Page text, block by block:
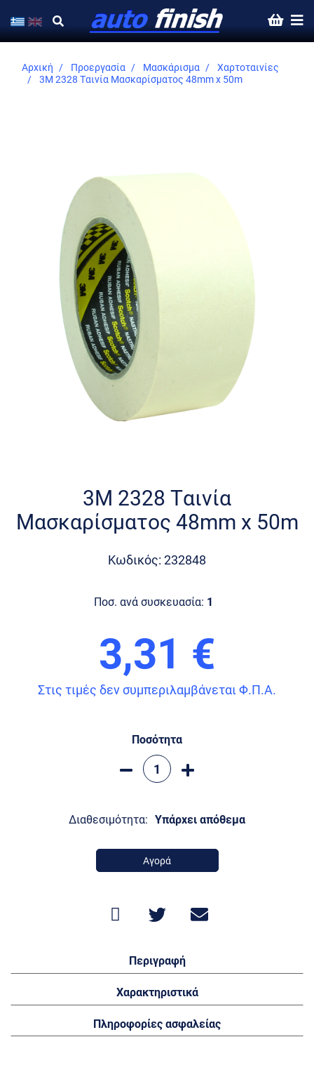
Αρχική Προεργασία Μασκάρισμα
Χαρτοταινίες
3M 2328 Ταινία Μασκαρίσματος 48mm x 50m
of
3M 2328 Ταινία
Μασκαρίσματος 48mm x 50m
Κωδικός: 232848
Ποσ. ανά συσκευασία: 1
3,31 €
Στις τιμές δεν συμπεριλαμβάνεται Φ.Π.Α.
Ποσότητα
Διαθεσιμότητα: Υπάρχει απόθεμα
Αγορά
Περιγραφή
Χαρακτηριστικά
Πληροφορίες ασφαλείας